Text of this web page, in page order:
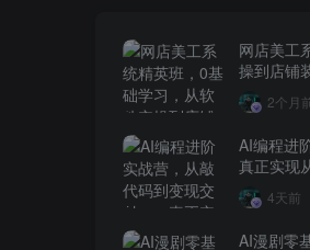
网店美工
操到店铺
2个月
AI编程进
真正实现
跨越
4天前
AI漫剧零